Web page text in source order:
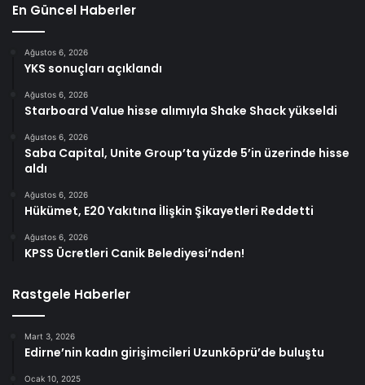
En Güncel Haberler
Ağustos 6, 2026
YKS sonuçları açıklandı
Ağustos 6, 2026
Starboard Value hisse alımıyla Shake Shack yükseldi
Ağustos 6, 2026
Saba Capital, Unite Group’ta yüzde 5’in üzerinde hisse
aldı
Ağustos 6, 2026
Hükümet, E20 Yakıtına İlişkin Şikayetleri Reddetti
Ağustos 6, 2026
KPSS Ücretleri Canik Belediyesi’nden!
Rastgele Haberler
Mart 3, 2026
Edirne’nin kadın girişimcileri Uzunköprü’de buluştu
Ocak 10, 2025